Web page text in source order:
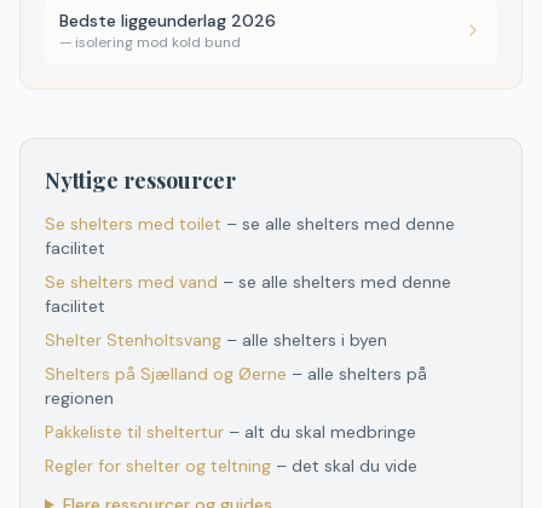
Bedste liggeunderlag 2026
— isolering mod kold bund
Nyttige ressourcer
Se shelters med toilet – se alle shelters med denne
facilitet
Se shelters med vand – se alle shelters med denne
facilitet
Shelter Stenholtsvang – alle shelters i byen
Shelters på Sjælland og Øerne – alle shelters på
regionen
Pakkeliste til sheltertur – alt du skal medbringe
Regler for shelter og teltning – det skal du vide